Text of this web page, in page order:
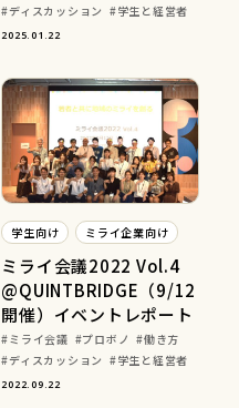
ディスカッション
学生と経営者
2025.01.22
学生向け ミライ企業向け
ミライ会議2022 Vol.4
@QUINTBRIDGE（9/12
開催）イベントレポート
ミライ会議 プロボノ
働き方
ディスカッション
学生と経営者
2022.09.22